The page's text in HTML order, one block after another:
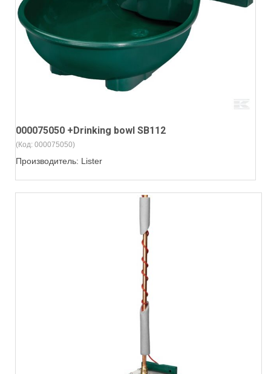
000075050 +Drinking bowl SB112
(Код: 000075050)
Производитель: Lister